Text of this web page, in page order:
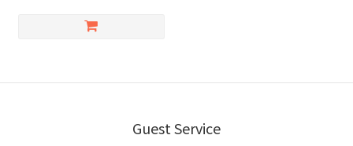
Guest Service